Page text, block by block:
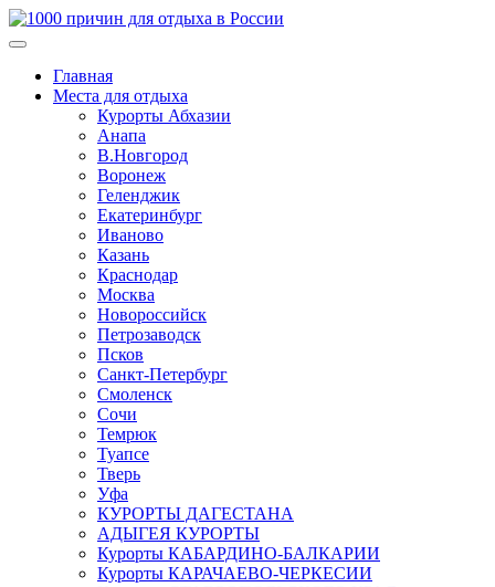
Главная
Места для отдыха
Курорты Абхазии
Анапа
В.Новгород
Воронеж
Геленджик
Екатеринбург
Иваново
Казань
Краснодар
Москва
Новороссийск
Петрозаводск
Псков
Санкт-Петербург
Смоленск
Сочи
Темрюк
Туапсе
Тверь
Уфа
КУРОРТЫ ДАГЕСТАНА
АДЫГЕЯ КУРОРТЫ
Курорты КАБАРДИНО-БАЛКАРИИ
Курорты КАРАЧАЕВО-ЧЕРКЕСИИ